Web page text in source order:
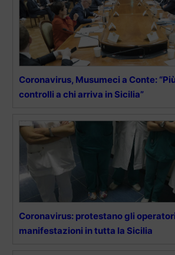
Coronavirus, Musumeci a Conte:
controlli a chi arriva in Sicilia”
Coronavirus: protestano gli
manifestazioni in tutta la Sicilia